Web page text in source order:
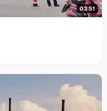
03:51